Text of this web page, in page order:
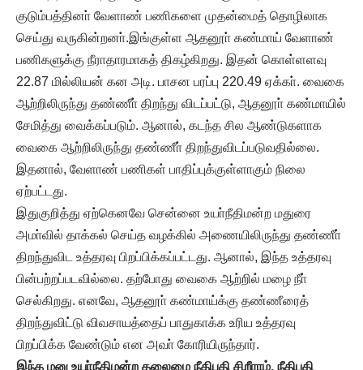
குடும்பத்தினா் வேளாண் பணிகளை முதன்மைத் தொழிலாக
செய்து வருகின்றனா்.இங்குள்ள ஆதனூா் கண்மாய் வேளாண்
பணிகளுக்கு நீராதாரமாகத் திகழ்கிறது. இதன் கொள்ளளவு
22.87 மில்லியன் கன அடி. பாசன பரப்பு 220.49 ஏக்கா். வைகை
ஆற்றிலிருந்து தண்ணீா் திறந்து விடப்பட்டு, ஆதனூா் கண்மாயில்
சேமித்து வைக்கப்படும். ஆனால், கடந்த சில ஆண்டுகளாக
வைகை ஆற்றிலிருந்து தண்ணீா் திறந்துவிடப்படுவதில்லை.
இதனால், வேளாண் பணிகள் பாதிப்புக்குள்ளாகும் நிலை
ஏற்பட்டது.
இதுகுறித்து ஏற்கெனவே சென்னை உயா்நீதிமன்ற மதுரை
அமா்வில் தாக்கல் செய்த வழக்கில் அணையிலிருந்து தண்ணீா்
திறந்துவிட உத்தரவு பிறப்பிக்கப்பட்டது. ஆனால், இந்த உத்தரவு
பின்பற்றப்படவில்லை. தற்போது வைகை ஆற்றில் மழை நீா்
செல்கிறது. எனவே, ஆதனூா் கண்மாய்க்கு தண்ணீரைத்
திறந்துவிட்டு விவசாயத்தைப் பாதுகாக்க உரிய உத்தரவு
பிறப்பிக்க வேண்டும் என அவா் கோரியிருந்தார்.
இந்த மனு உயா்நீதிமன்ற தலைமை நீதிபதி சிறீராம், நீதிபதி